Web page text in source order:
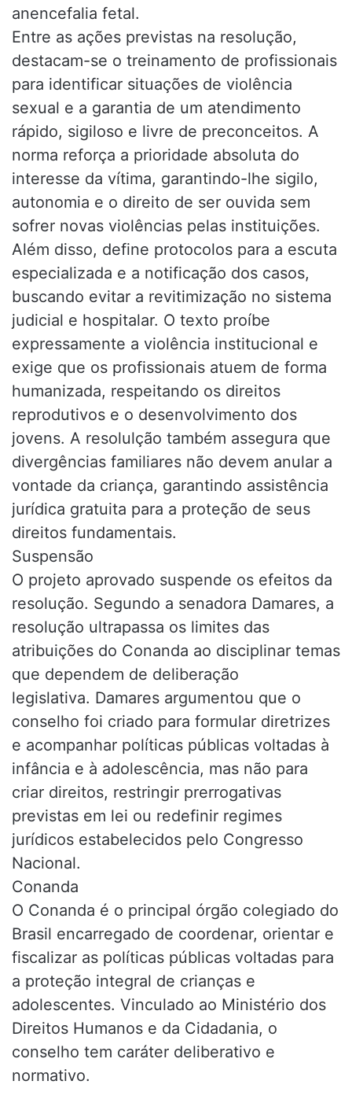
anencefalia fetal.
Entre as ações previstas na resolução,
destacam-se o treinamento de profissionais
para identificar situações de violência
sexual e a garantia de um atendimento
rápido, sigiloso e livre de preconceitos. A
norma reforça a prioridade absoluta do
interesse da vítima, garantindo-lhe sigilo,
autonomia e o direito de ser ouvida sem
sofrer novas violências pelas instituições.
Além disso, define protocolos para a escuta
especializada e a notificação dos casos,
buscando evitar a revitimização no sistema
judicial e hospitalar. O texto proíbe
expressamente a violência institucional e
exige que os profissionais atuem de forma
humanizada, respeitando os direitos
reprodutivos e o desenvolvimento dos
jovens. A resolulção também assegura que
divergências familiares não devem anular a
vontade da criança, garantindo assistência
jurídica gratuita para a proteção de seus
direitos fundamentais.
Suspensão
O projeto aprovado suspende os efeitos da
resolução. Segundo a senadora Damares, a
resolução ultrapassa os limites das
atribuições do Conanda ao disciplinar temas
que dependem de deliberação
legislativa. Damares argumentou que o
conselho foi criado para formular diretrizes
e acompanhar políticas públicas voltadas à
infância e à adolescência, mas não para
criar direitos, restringir prerrogativas
previstas em lei ou redefinir regimes
jurídicos estabelecidos pelo Congresso
Nacional.
Conanda
O Conanda é o principal órgão colegiado do
Brasil encarregado de coordenar, orientar e
fiscalizar as políticas públicas voltadas para
a proteção integral de crianças e
adolescentes. Vinculado ao Ministério dos
Direitos Humanos e da Cidadania, o
conselho tem caráter deliberativo e
normativo.